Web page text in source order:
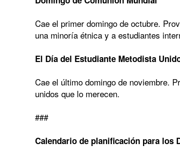
Cae el primer domingo de octubre.
una minoría étnica y a estudiantes
El Día del Estudiante Metodista
Cae el último domingo de noviembre.
unidos que lo merecen.
###
Calendario de planificación para los